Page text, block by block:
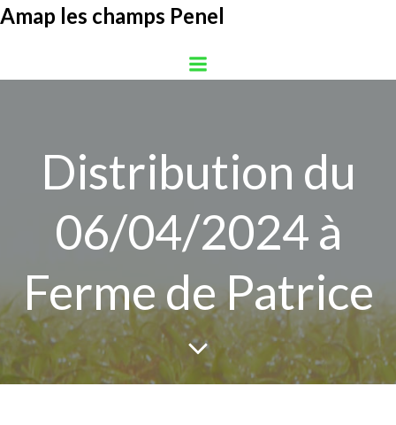
Aller
Amap les champs Penel
Distribution du
06/04/2024 à
Ferme de Patrice